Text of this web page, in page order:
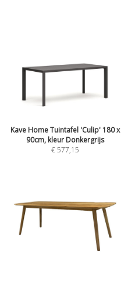
Kave Home Tuintafel 'Culip' 180 x
90cm, kleur Donkergrijs
€ 577,15